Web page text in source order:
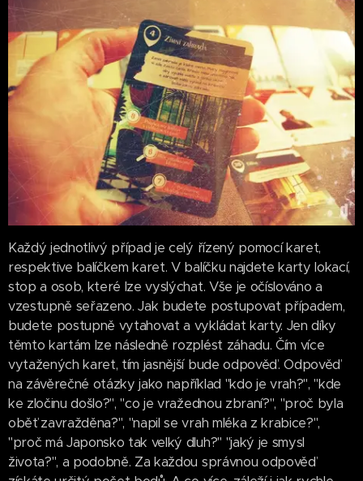
Každý jednotlivý případ je celý řízený pomocí karet,
respektive balíčkem karet. V balíčku najdete karty lokací,
stop a osob, které lze vyslýchat. Vše je očíslováno a
vzestupně seřazeno. Jak budete postupovat případem,
budete postupně vytahovat a vykládat karty. Jen díky
těmto kartám lze následně rozplést záhadu. Čím více
vytažených karet, tím jasnější bude odpověď. Odpověď
na závěrečné otázky jako například "kdo je vrah?", "kde
ke zločinu došlo?", "co je vražednou zbraní?", "proč byla
oběť zavražděna?", "napil se vrah mléka z krabice?",
"proč má Japonsko tak velký dluh?" "jaký je smysl
života?", a podobně. Za každou správnou odpověď